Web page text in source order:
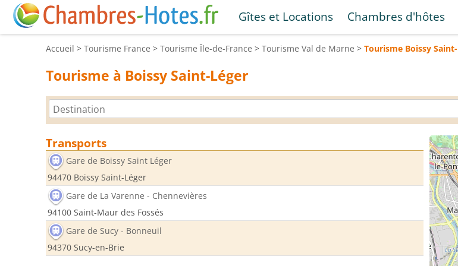
Gîtes et Locations Chambres d'hôtes
Accueil > Tourisme France > Tourisme Île-de-France > Tourisme Val de Marne > Tourisme Boissy
Tourisme à Boissy Saint-Léger
Transports
Gare de Boissy Saint Léger
94470 Boissy Saint-Léger
Gare de La Varenne - Chennevières
94100 Saint-Maur des Fossés
Gare de Sucy - Bonneuil
94370 Sucy-en-Brie